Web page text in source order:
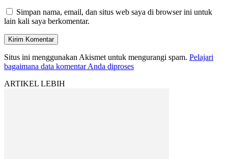
Simpan nama, email, dan situs web saya di browser ini untuk
lain kali saya berkomentar.
Situs ini menggunakan Akismet untuk mengurangi spam. Pelajari
bagaimana data komentar Anda diproses
ARTIKEL LEBIH